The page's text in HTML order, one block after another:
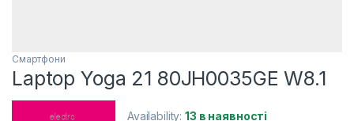
Смартфони
Laptop Yoga 21 80JH0035GE W8.1
Availability:13 в наявності